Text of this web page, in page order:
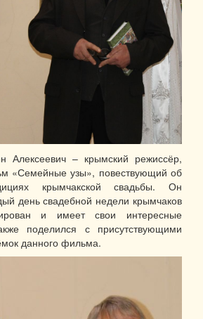
Алексеевич – крымский режиссёр,
«Семейные узы», повествующий об
крымчакской свадьбы. Он
день свадебной недели крымчаков
и имеет свои интересные
поделился с присутствующими
данного фильма.